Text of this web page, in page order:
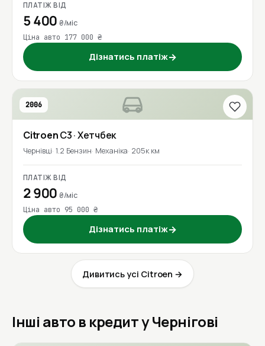
ПЛАТІЖ ВІД
5 400₴/міс
Ціна авто 177 000 ₴
Дізнатись платіж→
2006
CitroenC3· Хетчбек
Чернівці 1.2 Бензин Механіка 205к км
ПЛАТІЖ ВІД
2 900₴/міс
Ціна авто 95 000 ₴
Дізнатись платіж→
Дивитись усі Citroen →
Інші авто в кредит у Чернігові